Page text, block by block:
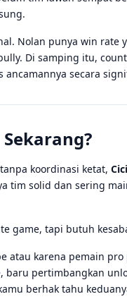
Nolan punya win
Di samping itu,
ancamannya secara
koordinasi ketat, Cici
tim solid dan sering
game, tapi butuh
atau karena pemain
baru pertimbangkan
berhak tahu